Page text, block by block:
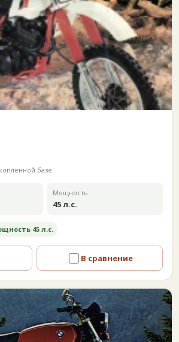
базе
Мощность
45 л.с.
45 л.с.
В сравнение